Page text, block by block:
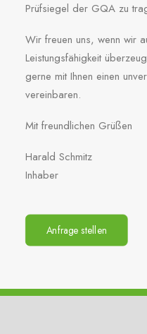
Prüfsiegel der GQA zu
Wir freuen uns, wenn wir
Leistungsfähigkeit
gerne mit Ihnen einen
vereinbaren.
Mit freundlichen Grüßen
Harald Schmitz
Inhaber
Anfrage stellen